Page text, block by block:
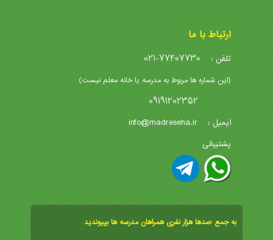
ارتباط با ما
تلفن : 021-77407730
(این شماره ها مربوط به مدرسه یا خانه معلم نیست)
09191202352
ایمیل : info@madreseha.ir
پشتیبانی
به جمع صدها هزار نفری همراهان مدرسه ها بپیوندید